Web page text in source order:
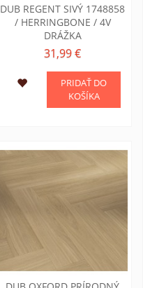
DUB REGENT SIVÝ 1748858
/ HERRINGBONE / 4V
DRÁŽKA
31,99 €
PRIDAŤ DO
KOŠÍKA